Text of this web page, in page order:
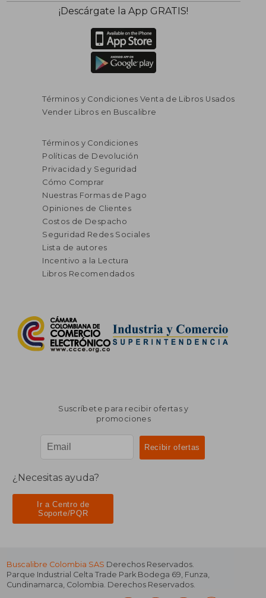
¡Descárgate la App GRATIS!
Términos y Condiciones Venta de Libros Usados
Vender Libros en Buscalibre
Términos y Condiciones
Políticas de Devolución
Privacidad y Seguridad
Cómo Comprar
Nuestras Formas de Pago
Opiniones de Clientes
Costos de Despacho
Seguridad Redes Sociales
Lista de autores
Incentivo a la Lectura
Libros Recomendados
Suscríbete para recibir ofertas y
promociones
¿Necesitas ayuda?
Ir a Centro de
Soporte/PQR
Buscalibre Colombia SAS Derechos Reservados.
Parque Industrial Celta Trade Park Bodega 69, Funza,
Cundinamarca, Colombia. Derechos Reservados.